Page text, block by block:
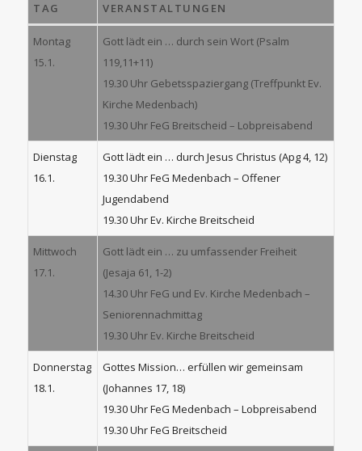
TAG VERANSTALTUNGEN
Montag
15.1.
Gott lädt ein … durch sein Wort (Psalm
119,11+11)
19.30 Uhr Gebetsspaziergang (Treffpunkt Ev.
Kirche Medenbach)
19.30 Uhr FeG Breitscheid – Lobpreisabend
Dienstag
16.1.
Gott lädt ein … durch Jesus Christus (Apg 4, 12)
19.30 Uhr FeG Medenbach – Offener
Jugendabend
19.30 Uhr Ev. Kirche Breitscheid
Mittwoch
17.1.
Gott lädt ein … zu umfassender Freiheit
(Jesaja 61, 1-2)
14.30 Uhr FeG und Ev. Kirche Medenbach –
Seniorennachmittag
19.30 Uhr Ev. Kirche Breitscheid
Donnerstag
18.1.
Gottes Mission… erfüllen wir gemeinsam
(Johannes 17, 18)
19.30 Uhr FeG Medenbach – Lobpreisabend
19.30 Uhr FeG Breitscheid